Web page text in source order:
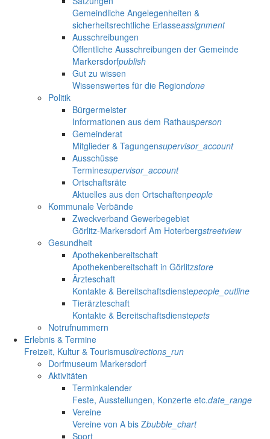
Gemeindliche Angelegenheiten &
sicherheitsrechtliche Erlasseassignment
Ausschreibungen
Öffentliche Ausschreibungen der Gemeinde
Markersdorfpublish
Gut zu wissen
Wissenswertes für die Regiondone
Politik
Bürgermeister
Informationen aus dem Rathausperson
Gemeinderat
Mitglieder & Tagungensupervisor_account
Ausschüsse
Terminesupervisor_account
Ortschaftsräte
Aktuelles aus den Ortschaftenpeople
Kommunale Verbände
Zweckverband Gewerbegebiet
Görlitz-Markersdorf Am Hoterbergstreetview
Gesundheit
Apothekenbereitschaft
Apothekenbereitschaft in Görlitzstore
Ärzteschaft
Kontakte & Bereitschaftsdienstepeople_outline
Tierärzteschaft
Kontakte & Bereitschaftsdienstepets
Notrufnummern
Erlebnis & Termine
Freizeit, Kultur & Tourismusdirections_run
Dorfmuseum Markersdorf
Aktivitäten
Terminkalender
Feste, Ausstellungen, Konzerte etc.date_range
Vereine
Vereine von A bis Zbubble_chart
Sport